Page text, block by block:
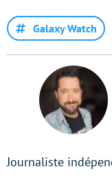
Galaxy Watch
Journaliste